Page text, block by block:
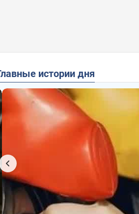
Главные истории дня